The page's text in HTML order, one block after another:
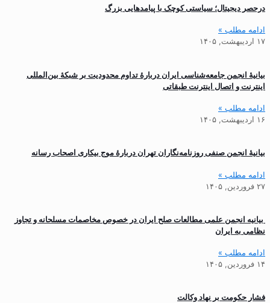
درحصر دیجیتال؛ سیاستی کوچک با پیامدهایی بزرگ
ادامه مطلب »
۱۷ اردیبهشت, ۱۴۰۵
بیانیۀ انجمن جامعه‌شناسی ایران دربارۀ تداوم محدودیت بر شبکۀ بین‌المللی
اینترنت و اتصال اینترنت‌ طبقاتی
ادامه مطلب »
۱۶ اردیبهشت, ۱۴۰۵
بیانیۀ انجمن صنفی روزنامه‌نگاران تهران دربارۀ موج بیکاری اصحاب رسانه
ادامه مطلب »
۲۷ فروردین, ۱۴۰۵
بیانیه انجمن علمی مطالعات صلح ایران در خصوص مخاصمات مسلحانه و تجاوز
نظامی به ایران
ادامه مطلب »
۱۴ فروردین, ۱۴۰۵
فشار حکومت بر نهاد وکالت